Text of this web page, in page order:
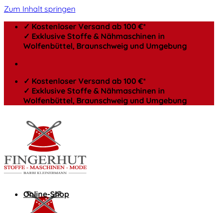
Zum Inhalt springen
✓ Kostenloser Versand ab 100 €*
✓ Exklusive Stoffe & Nähmaschinen in
Wolfenbüttel, Braunschweig und Umgebung
✓ Kostenloser Versand ab 100 €*
✓ Exklusive Stoffe & Nähmaschinen in
Wolfenbüttel, Braunschweig und Umgebung
Online-Shop